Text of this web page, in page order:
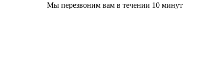
Мы перезвоним вам в течении 10 минут